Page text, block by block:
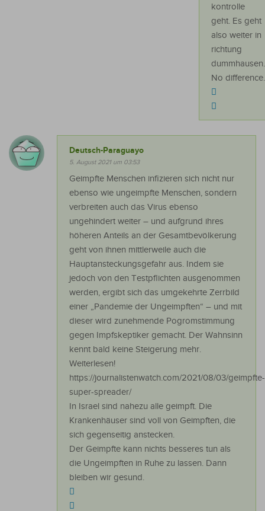
kontrolle
geht. Es geht
also weiter in
richtung
dummhausen.
No difference.
Deutsch-Paraguayo
5. August 2021 um 03:53
Geimpfte Menschen infizieren sich nicht nur
ebenso wie ungeimpfte Menschen, sondern
verbreiten auch das Virus ebenso
ungehindert weiter – und aufgrund ihres
höheren Anteils an der Gesamtbevölkerung
geht von ihnen mittlerweile auch die
Hauptansteckungsgefahr aus. Indem sie
jedoch von den Testpflichten ausgenommen
werden, ergibt sich das umgekehrte Zerrbild
einer „Pandemie der Ungeimpften“ – und mit
dieser wird zunehmende Pogromstimmung
gegen Impfskeptiker gemacht. Der Wahnsinn
kennt bald keine Steigerung mehr.
Weiterlesen!
https://journalistenwatch.com/2021/08/03/geimpfte-
super-spreader/
In Israel sind nahezu alle geimpft. Die
Krankenhäuser sind voll von Geimpften, die
sich gegenseitig anstecken.
Der Geimpfte kann nichts besseres tun als
die Ungeimpften in Ruhe zu lassen. Dann
bleiben wir gesund.